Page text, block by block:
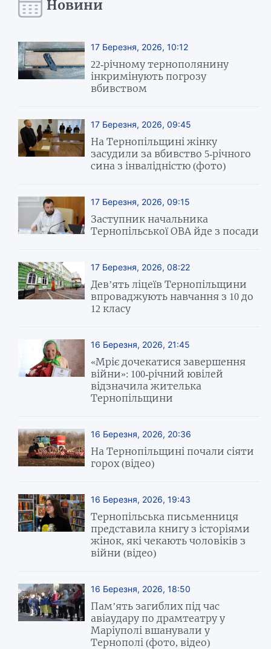
Новини
17 Березня, 2026, 10:12
22-річному тернополянину
інкримінують погрозу
вбивством
17 Березня, 2026, 09:45
На Тернопільщині жінку
засудили за вбивство 5-річного
сина з інвалідністю (фото)
17 Березня, 2026, 09:15
Заступник начальника
Тернопільської ОВА йде з посади
17 Березня, 2026, 08:22
Дев’ять ліцеїв Тернопільщини
впроваджують навчання з 10 до
12 класу
16 Березня, 2026, 21:45
«Мріє дочекатися завершення
війни»: 100-річний ювілей
відзначила жителька
Тернопільщини
16 Березня, 2026, 20:36
На Тернопільщині почали сіяти
горох (відео)
16 Березня, 2026, 19:43
Тернопільська письменниця
представила книгу з історіями
жінок, які чекають чоловіків з
війни (відео)
16 Березня, 2026, 18:50
Пам’ять загиблих під час
авіаудару по драмтеатру у
Маріуполі вшанували у
Тернополі (фото, відео)